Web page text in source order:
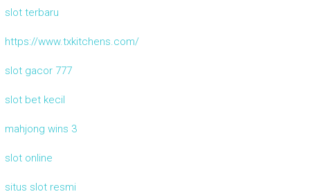
slot terbaru
https://www.txkitchens.com/
slot gacor 777
slot bet kecil
mahjong wins 3
slot online
situs slot resmi